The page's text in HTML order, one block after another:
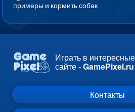
примеры и кормить собак
Играть в
сайте -GamePixel.ru
Контакты